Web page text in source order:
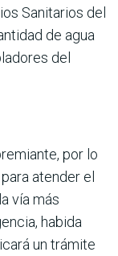
Sanitarios del
de agua
del
por lo
atender el
vía más
habida
un trámite